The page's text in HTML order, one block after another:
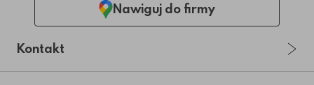
Nawiguj do firmy
Kontakt